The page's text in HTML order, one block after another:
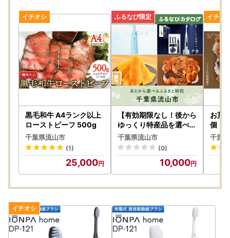
黒毛和牛 A4ランク以上
ローストビーフ 500g
千葉県流山市
(1)
25,000
【有効期限なし！後から
ゆっくり特産品を選べる
】千葉県流山市カタログ
ポイント
千葉県流山市
(0)
10,000
お菓
個 レ
お菓
千葉